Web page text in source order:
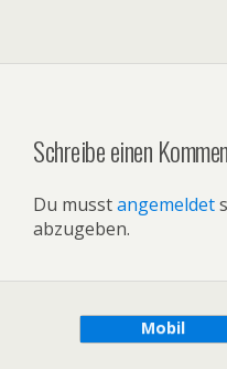
Schreibe einen
Du musstangemeldet
abzugeben.
Mobil